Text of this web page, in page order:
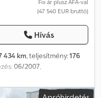
Fix ár plusz ÁFA-val
(47 540 EUR bruttó)
Hívás
434 km, teljesítmény:176
06/2007,
, szín:narancssárga,